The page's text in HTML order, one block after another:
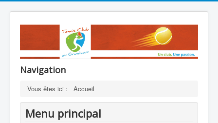
Navigation
Vous êtes ici : Accueil
Menu principal